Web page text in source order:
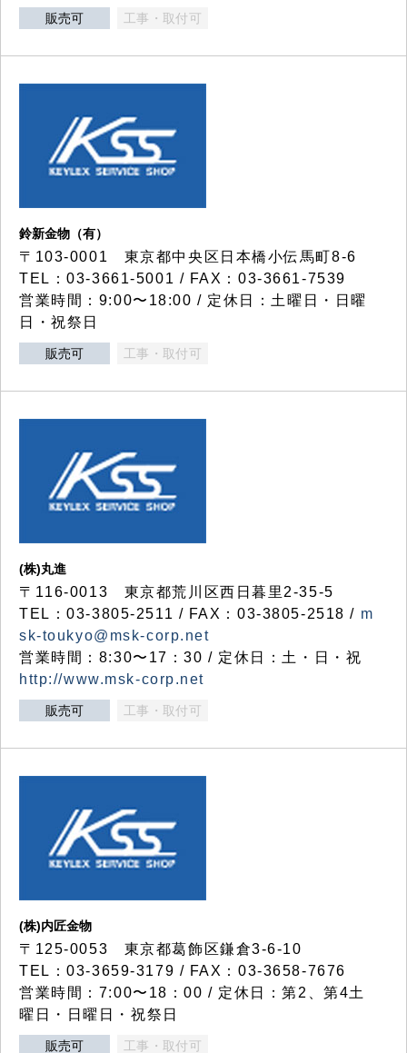
販売可 工事・取付可
鈴新金物（有）
〒103-0001 東京都中央区日本橋小伝馬町8-6
TEL：03-3661-5001 / FAX：03-3661-7539
営業時間：9:00〜18:00 / 定休日：土曜日・日曜
日・祝祭日
販売可 工事・取付可
(株)丸進
〒116-0013 東京都荒川区西日暮里2-35-5
TEL：03-3805-2511 / FAX：03-3805-2518 / m
sk-toukyo@msk-corp.net
営業時間：8:30〜17：30 / 定休日：土・日・祝
http://www.msk-corp.net
販売可 工事・取付可
(株)内匠金物
〒125-0053 東京都葛飾区鎌倉3-6-10
TEL：03-3659-3179 / FAX：03-3658-7676
営業時間：7:00〜18：00 / 定休日：第2、第4土
曜日・日曜日・祝祭日
販売可 工事・取付可